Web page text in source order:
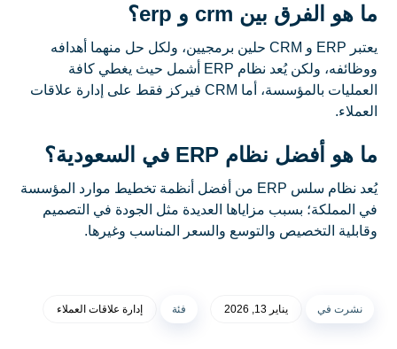
ما هو الفرق بين crm و erp؟
يعتبر ERP و CRM حلين برمجيين، ولكل حل منهما أهدافه
ووظائفه، ولكن يُعد نظام ERP أشمل حيث يغطي كافة
العمليات بالمؤسسة، أما CRM فيركز فقط على إدارة علاقات
العملاء.
ما هو أفضل نظام ERP في السعودية؟
يُعد نظام سلس ERP من أفضل أنظمة تخطيط موارد المؤسسة
في المملكة؛ بسبب مزاياها العديدة مثل الجودة في التصميم
وقابلية التخصيص والتوسع والسعر المناسب وغيرها.
نشرت في يناير 13, 2026 فئة إدارة علاقات العملاء